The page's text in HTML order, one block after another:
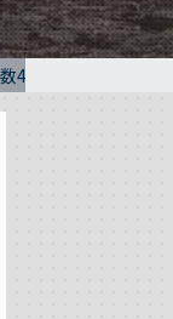
45年のシロアリ駆